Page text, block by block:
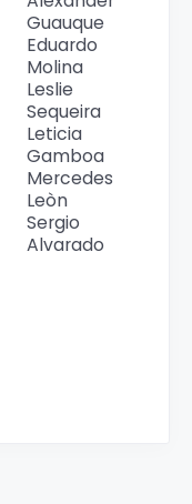
Guauque
Eduardo
Molina
Leslie
Sequeira
Leticia
Gamboa
Mercedes
Leòn
Sergio
Alvarado